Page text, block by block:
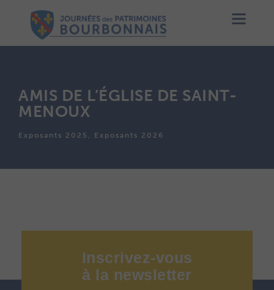
AMIS DE L’ÉGLISE DE SAINT-
MENOUX
Exposants 2025, Exposants 2026
Inscrivez-vous
à la newsletter